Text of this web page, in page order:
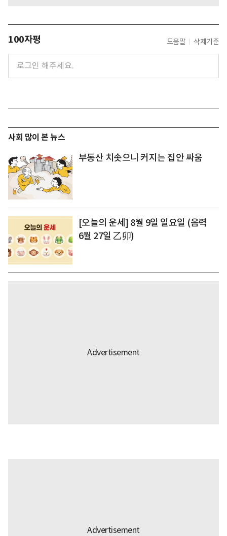
100자평 도움말 삭제기준
사회 많이 본 뉴스
부동산 치솟으니 커지는 집안 싸움
[오늘의 운세] 8월 9일 일요일 (음력
6월 27일 乙卯)